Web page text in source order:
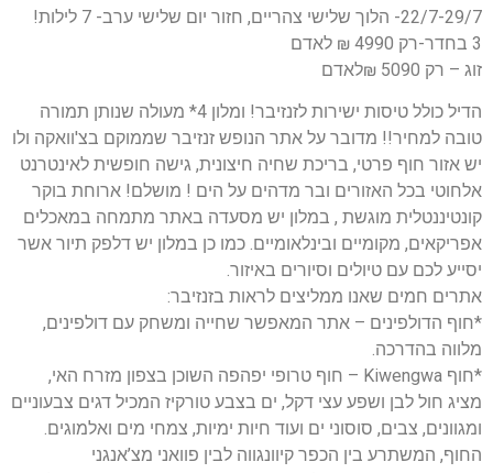
22/7-29/7- הלוך שלישי צהריים, חזור יום שלישי ערב- 7 לילות!
3 בחדר-רק 4990 ₪ לאדם
זוג – רק 5090 ₪לאדם
הדיל כולל טיסות ישירות לזנזיבר! ומלון 4* מעולה שנותן תמורה
טובה למחיר!! מדובר על אתר הנופש זנזיבר שממוקם בצ'וואקה ולו
יש אזור חוף פרטי, בריכת שחיה חיצונית, גישה חופשית לאינטרנט
אלחוטי בכל האזורים ובר מדהים על הים ! מושלם! ארוחת בוקר
קונטיננטלית מוגשת , במלון יש מסעדה באתר מתמחה במאכלים
אפריקאים, מקומיים ובינלאומיים. כמו כן במלון יש דלפק תיור אשר
יסייע לכם עם טיולים וסיורים באיזור.
אתרים חמים שאנו ממליצים לראות בזנזיבר:
*חוף הדולפינים – אתר המאפשר שחייה ומשחק עם דולפינים,
מלווה בהדרכה.
*חוף Kiwengwa – חוף טרופי יפהפה השוכן בצפון מזרח האי,
מציג חול לבן ושפע עצי דקל, ים בצבע טורקיז המכיל דגים צבעוניים
ומגוונים, צבים, סוסוני ים ועוד חיות ימיות, צמחי מים ואלמוגים.
החוף, המשתרע בין הכפר קיוונגווה לבין פוואני מצ’אנגני